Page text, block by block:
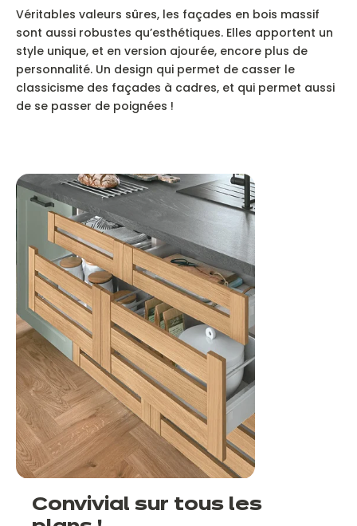
Véritables valeurs sûres, les façades en bois massif
sont aussi robustes qu’esthétiques. Elles apportent un
style unique, et en version ajourée, encore plus de
personnalité. Un design qui permet de casser le
classicisme des façades à cadres, et qui permet aussi
de se passer de poignées !
Convivial sur tous les